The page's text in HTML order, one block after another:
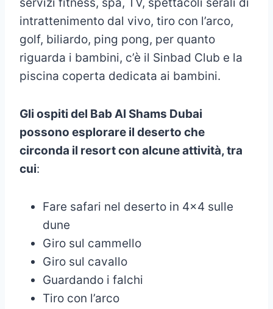
servizi fitness, spa, TV, spettacoli serali di
intrattenimento dal vivo, tiro con l’arco,
golf, biliardo, ping pong, per quanto
riguarda i bambini, c’è il Sinbad Club e la
piscina coperta dedicata ai bambini.
Gli ospiti del Bab Al Shams Dubai
possono esplorare il deserto che
circonda il resort con alcune attività, tra
cui:
Fare safari nel deserto in 4×4 sulle
dune
Giro sul cammello
Giro sul cavallo
Guardando i falchi
Tiro con l’arco